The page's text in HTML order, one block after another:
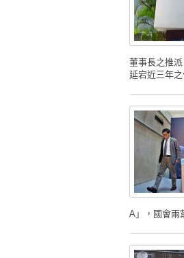
董事長之推
延宕近三年
A」，國會兩